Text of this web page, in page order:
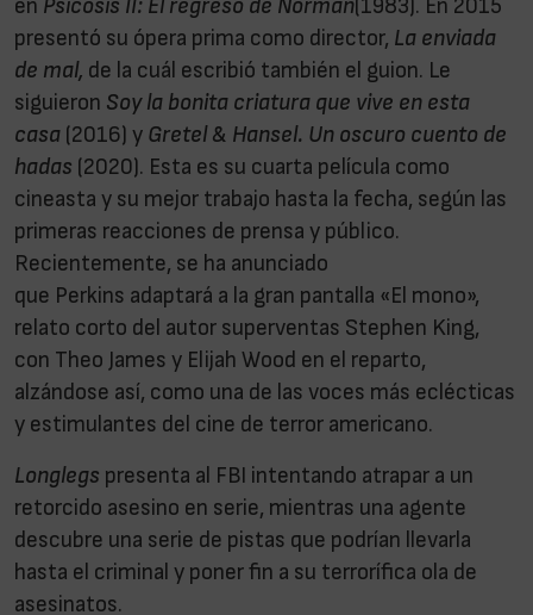
en Psicosis II: El regreso de Norman(1983). En 2015
presentó su ópera prima como director, La enviada
de mal, de la cuál escribió también el guion. Le
siguieron Soy la bonita criatura que vive en esta
casa (2016) y Gretel & Hansel. Un oscuro cuento de
hadas (2020). Esta es su cuarta película como
cineasta y su mejor trabajo hasta la fecha, según las
primeras reacciones de prensa y público.
Recientemente, se ha anunciado
que Perkins adaptará a la gran pantalla «El mono»,
relato corto del autor superventas Stephen King,
con Theo James y Elijah Wood en el reparto,
alzándose así, como una de las voces más eclécticas
y estimulantes del cine de terror americano.
Longlegs presenta al FBI intentando atrapar a un
retorcido asesino en serie, mientras una agente
descubre una serie de pistas que podrían llevarla
hasta el criminal y poner fin a su terrorífica ola de
asesinatos.